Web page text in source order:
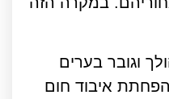
וגובר בערים
איבוד חום